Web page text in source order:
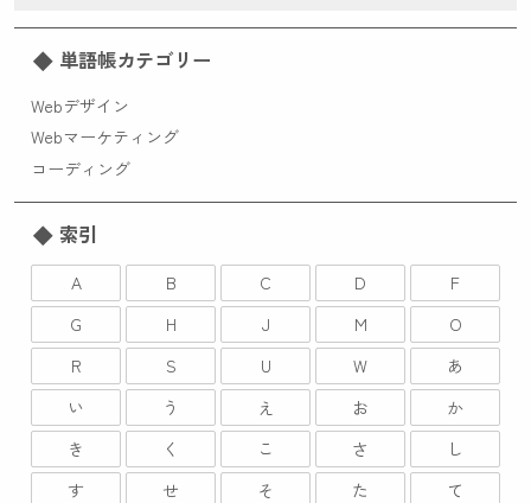
単語帳カテゴリー
Webデザイン
Webマーケティング
コーディング
索引
A B C D
F
G
H J M
O
R
S U W
あ
い
う え お
か
き
く こ さ
し
す
せ そ た
て